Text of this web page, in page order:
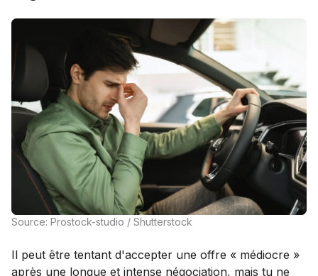
Source: Prostock-studio / Shutterstock
Il peut être tentant d'accepter une offre « médiocre »
après une longue et intense négociation, mais tu ne